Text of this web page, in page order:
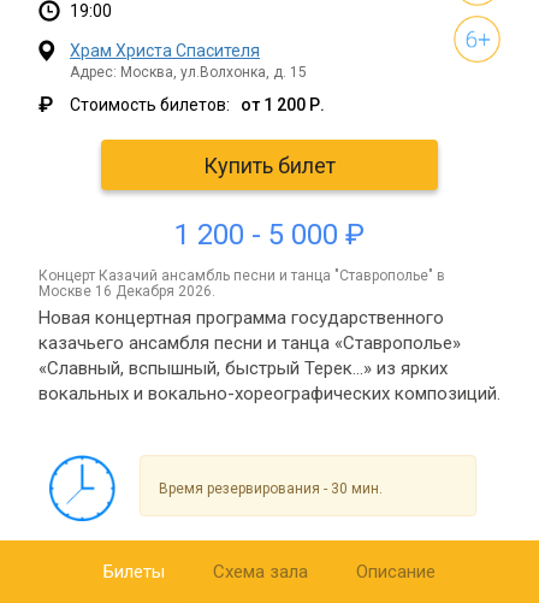
19:00
Храм Христа Спасителя
Адрес: Москва, ул.Волхонка, д. 15
₽ Стоимость билетов: от 1 200 Р.
Купить билет
1 200 - 5 000 ₽
концерт Казачий ансамбль песни и танца "Ставрополье" в
Москве 16 Декабря 2026.
Новая концертная программа государственного
казачьего ансамбля песни и танца «Ставрополье»
«Славный, вспышный, быстрый Терек…» из ярких
вокальных и вокально-хореографических композиций.
Время резервирования - 30 мин.
Билеты Схема зала Описание